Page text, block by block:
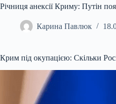
Річниця анексії Криму: Путін
Карина Павлюк
Крим під окупацією: Скільки